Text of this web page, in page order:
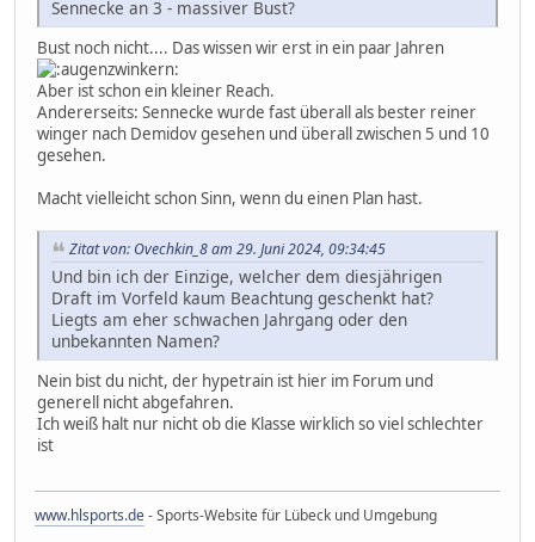
Sennecke an 3 - massiver Bust?
Bust noch nicht.... Das wissen wir erst in ein paar Jahren
Aber ist schon ein kleiner Reach.
Andererseits: Sennecke wurde fast überall als bester reiner
winger nach Demidov gesehen und überall zwischen 5 und 10
gesehen.
Macht vielleicht schon Sinn, wenn du einen Plan hast.
Zitat von: Ovechkin_8 am 29. Juni 2024, 09:34:45
Und bin ich der Einzige, welcher dem diesjährigen
Draft im Vorfeld kaum Beachtung geschenkt hat?
Liegts am eher schwachen Jahrgang oder den
unbekannten Namen?
Nein bist du nicht, der hypetrain ist hier im Forum und
generell nicht abgefahren.
Ich weiß halt nur nicht ob die Klasse wirklich so viel schlechter
ist
www.hlsports.de- Sports-Website für Lübeck und Umgebung